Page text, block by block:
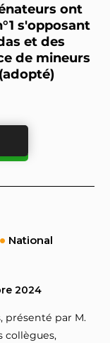
ont
s'opposant
et des
de mineurs
National
2024
présenté par M.
collègues,